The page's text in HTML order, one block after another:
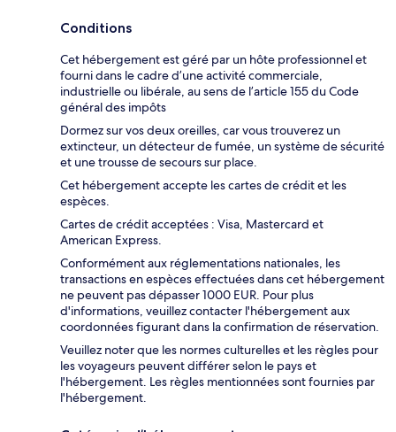
Conditions
Cet hébergement est géré par un hôte professionnel et
fourni dans le cadre d’une activité commerciale,
industrielle ou libérale, au sens de l’article 155 du Code
général des impôts
Dormez sur vos deux oreilles, car vous trouverez un
extincteur, un détecteur de fumée, un système de sécurité
et une trousse de secours sur place.
Cet hébergement accepte les cartes de crédit et les
espèces.
Cartes de crédit acceptées : Visa, Mastercard et
American Express.
Conformément aux réglementations nationales, les
transactions en espèces effectuées dans cet hébergement
ne peuvent pas dépasser 1000 EUR. Pour plus
d'informations, veuillez contacter l'hébergement aux
coordonnées figurant dans la confirmation de réservation.
Veuillez noter que les normes culturelles et les règles pour
les voyageurs peuvent différer selon le pays et
l'hébergement. Les règles mentionnées sont fournies par
l'hébergement.